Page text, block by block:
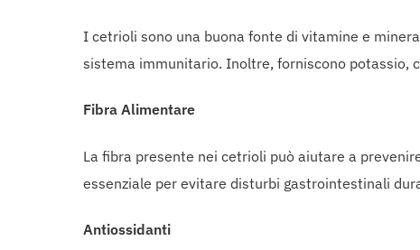
I cetrioli sono una buona fonte di vitamine e
sistema immunitario. Inoltre, forniscono potassio,
Fibra Alimentare
La fibra presente nei cetrioli può aiutare a
essenziale per evitare disturbi gastrointestinali
Antiossidanti